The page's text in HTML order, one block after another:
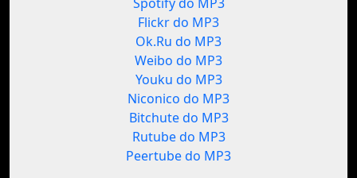
Flickr do MP3
Ok.Ru do MP3
Weibo do MP3
Youku do MP3
Niconico do MP3
Bitchute do MP3
Rutube do MP3
Peertube do MP3